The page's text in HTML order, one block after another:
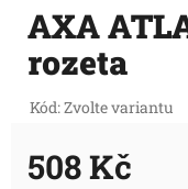
AXA
rozeta
Kód:Zvolte variantu
508 Kč